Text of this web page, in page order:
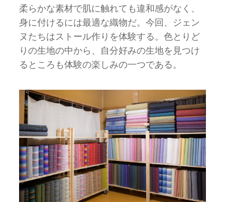
柔らかな素材で肌に触れても違和感がなく、
身に付けるには最適な織物だ。今回、ジェン
ヌたちはストール作りを体験する。色とりど
りの生地の中から、自分好みの生地を見つけ
るところも体験の楽しみの一つである。